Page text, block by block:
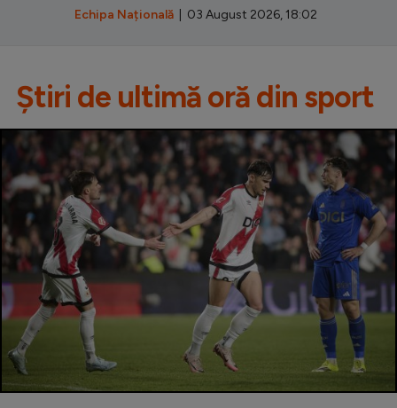
Echipa Națională | 03 August 2026, 18:02
Știri de ultimă oră din sport